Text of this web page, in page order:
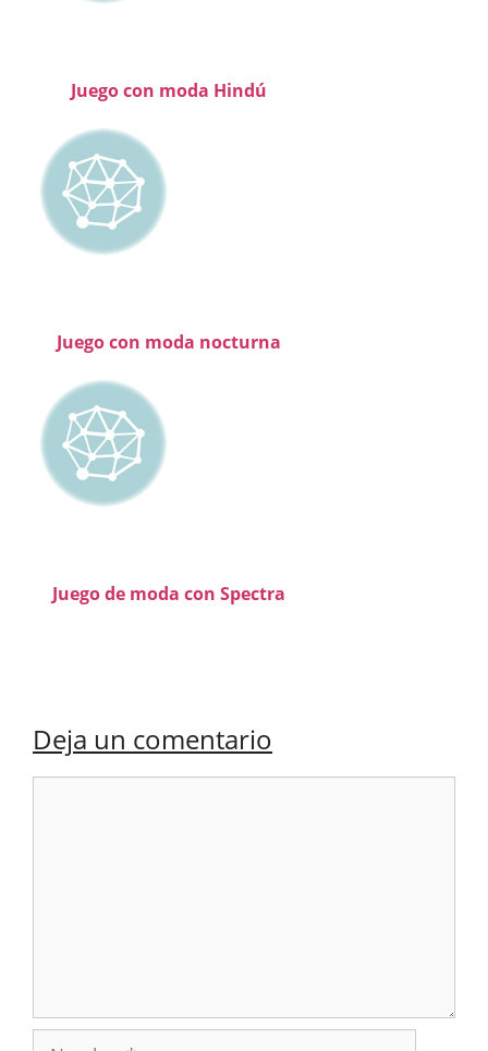
Juego con moda Hindú
Juego con moda nocturna
Juego de moda con Spectra
Deja un comentario
Nombre